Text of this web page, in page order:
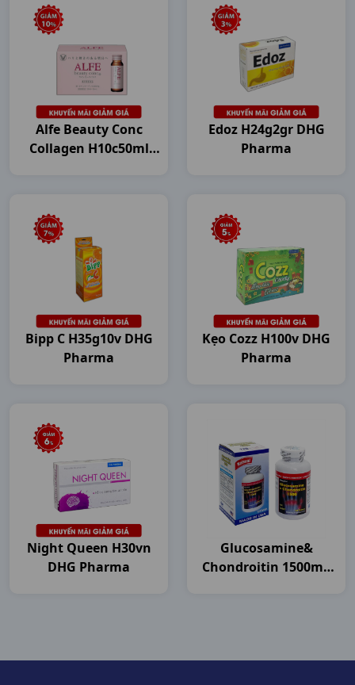
Alfe Beauty Conc
Collagen H10c50ml
Edoz H24g2gr DHG
Pharma
Bipp C H35g10v DHG
Pharma
Kẹo Cozz H100v DHG
Pharma
Night Queen H30vn
DHG Pharma
Glucosamine&
Chondroitin 1500mg